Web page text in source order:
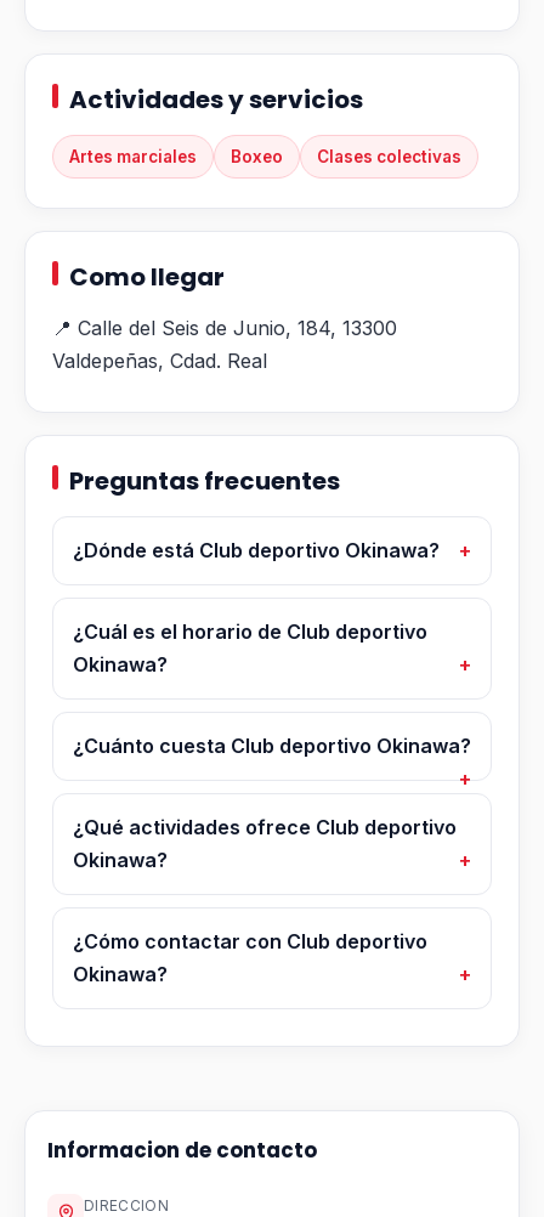
Actividades y servicios
Artes marciales Boxeo Clases colectivas
Como llegar
📍 Calle del Seis de Junio, 184, 13300
Valdepeñas, Cdad. Real
Preguntas frecuentes
¿Dónde está Club deportivo Okinawa?
¿Cuál es el horario de Club deportivo
Okinawa?
¿Cuánto cuesta Club deportivo Okinawa?
¿Qué actividades ofrece Club deportivo
Okinawa?
¿Cómo contactar con Club deportivo
Okinawa?
Informacion de contacto
DIRECCION